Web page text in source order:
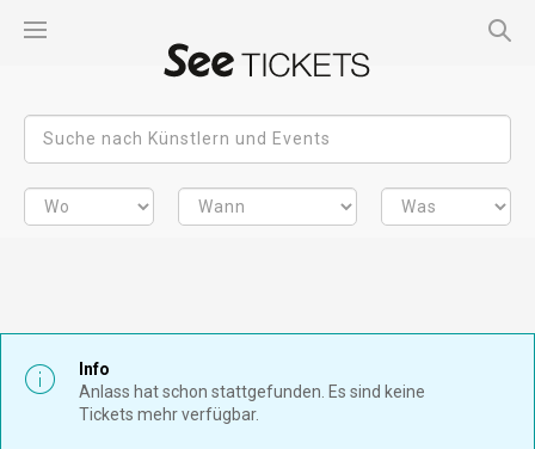
Info
Anlass hat schon stattgefunden. Es sind keine
Tickets mehr verfügbar.